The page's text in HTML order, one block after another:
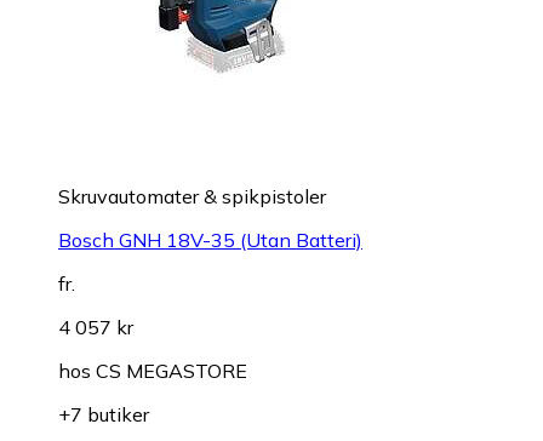
Skruvautomater & spikpistoler
Bosch GNH 18V-35 (Utan Batteri)
fr.
4 057 kr
hos CS MEGASTORE
+7 butiker